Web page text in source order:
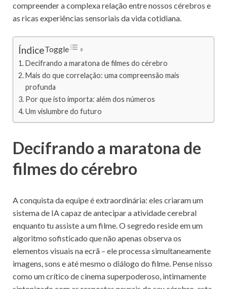
compreender a complexa relação entre nossos cérebros e
as ricas experiências sensoriais da vida cotidiana.
ÍndiceToggle
Decifrando a maratona de filmes do cérebro
Mais do que correlação: uma compreensão mais
profunda
Por que isto importa: além dos números
Um vislumbre do futuro
Decifrando a maratona de
filmes do cérebro
A conquista da equipe é extraordinária: eles criaram um
sistema de IA capaz de antecipar a atividade cerebral
enquanto tu assiste a um filme. O segredo reside em um
algoritmo sofisticado que não apenas observa os
elementos visuais na ecrã – ele processa simultaneamente
imagens, sons e até mesmo o diálogo do filme. Pense nisso
como um crítico de cinema superpoderoso, intimamente